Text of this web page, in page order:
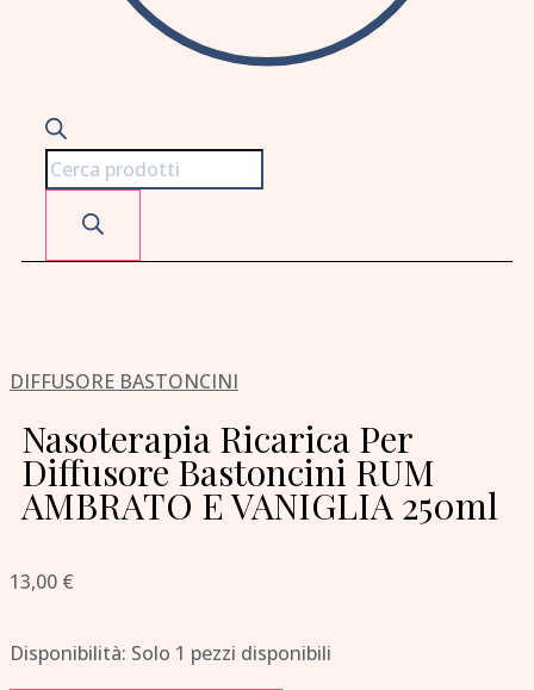
DIFFUSORE BASTONCINI
Nasoterapia Ricarica Per
Diffusore Bastoncini RUM
AMBRATO E VANIGLIA 250ml
13,00 €
Disponibilità: Solo 1 pezzi disponibili